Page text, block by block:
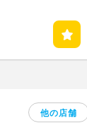
他の店舗